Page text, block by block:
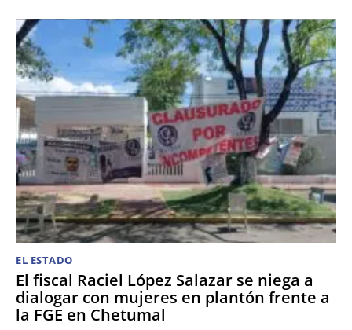
EL ESTADO
El fiscal Raciel López Salazar se niega a
dialogar con mujeres en plantón frente a
la FGE en Chetumal